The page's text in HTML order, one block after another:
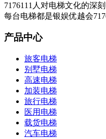
7176111人对电梯文化的深刻明
每台电梯都是银娱优越会
产品中心
旅客电梯
别墅电梯
高速电梯
加装电梯
旅行电梯
医用电梯
载货电梯
汽车电梯